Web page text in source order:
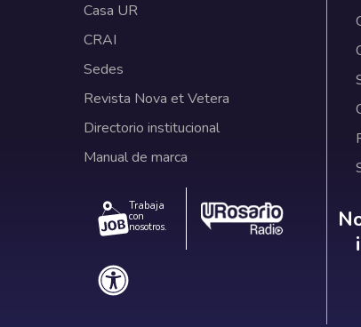
Casa UR
CRAI
Sedes
Revista Nova et Vetera
Directorio institucional
Manual de marca
Trabaja
con
nosotros.